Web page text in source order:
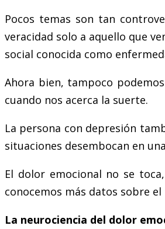
Pocos temas son tan
veracidad solo a aquello que
social conocida como
Ahora bien, tampoco
cuando nos acerca la suerte.
La persona con depresión
situaciones desembocan en
El dolor emocional no se
conocemos más datos sobre el
La neurociencia del dolor